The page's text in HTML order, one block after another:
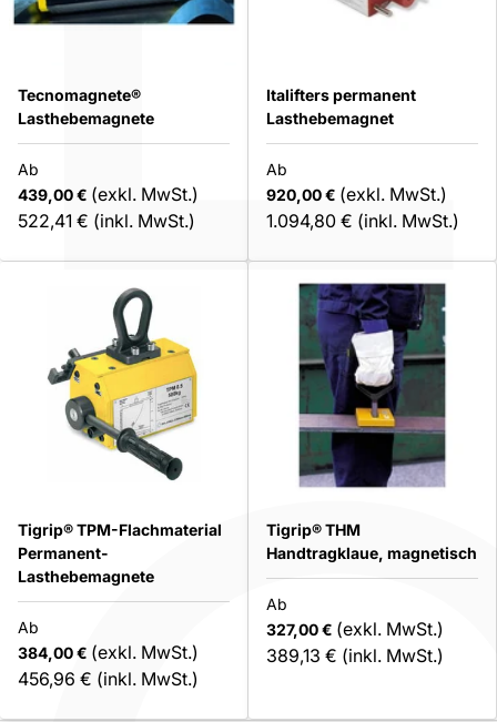
Tecnomagnete®
Lasthebemagnete
Ab
439,00 € (exkl. MwSt.)
522,41 € (inkl. MwSt.)
Italifters permanent
Lasthebemagnet
Ab
920,00 € (exkl. MwSt.)
1.094,80 € (inkl. MwSt.)
Tigrip® TPM-Flachmaterial
Permanent-
Lasthebemagnete
Ab
384,00 € (exkl. MwSt.)
456,96 € (inkl. MwSt.)
Tigrip® THM
Handtragklaue, magnetisch
Ab
327,00 € (exkl. MwSt.)
389,13 € (inkl. MwSt.)